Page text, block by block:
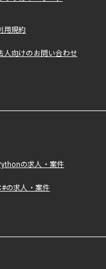
用規約
人向けのお問い合わせ
の求人・案件
の求人・案件